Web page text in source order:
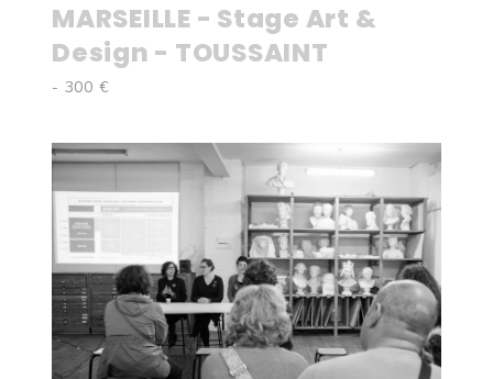
MARSEILLE - Stage Art &
Design - TOUSSAINT
- 300 €